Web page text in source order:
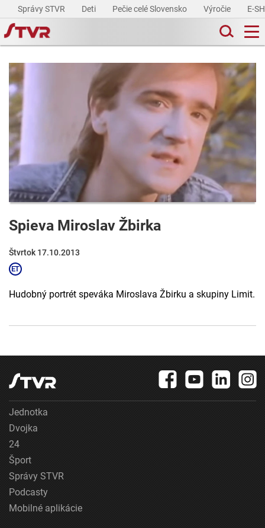
Správy STVR Deti Pečie celé Slovensko Výročie E-
Spieva Miroslav Žbirka
Štvrtok 17.10.2013
Hudobný portrét speváka Miroslava Žbirku a skupiny Limit.
Jednotka
Dvojka
24
Šport
Správy STVR
Podcasty
Mobilné aplikácie